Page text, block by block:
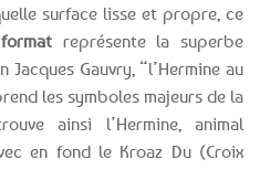
surface lisse et propre, ce
représente la superbe
Gauvry, “l’Hermine au
les symboles majeurs de la
ainsi l’Hermine, animal
en fond le Kroaz Du (Croix